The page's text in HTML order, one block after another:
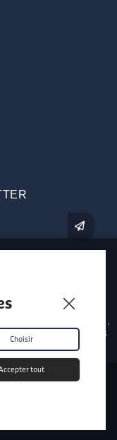
Les Saillants,
droits réservés
Choisir
tout